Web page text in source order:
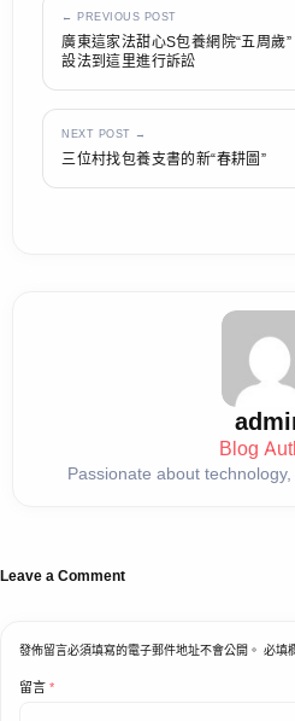
← PREVIOUS POST
廣東這家法甜心S包養網院“五周歲
設法​到這里進行訴訟
NEXT POST →
三位村找包養支書的新“春耕圖”
Blog
Passionate about
Leave a Comment
發佈留言必須填寫的電子郵件地址不會公開。 必填
留言 *